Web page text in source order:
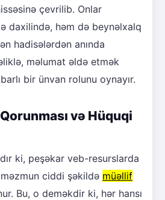
çevrilib. Onlar
daxilində, həm də beynəlxalq
hadisələrdən anında
məlumat əldə etmək
bir ünvan rolunu oynayır.
və Hüquqi
ki, peşəkar veb-resurslarda
ciddi şəkildə müəllif
Bu, o deməkdir ki, hər hansı